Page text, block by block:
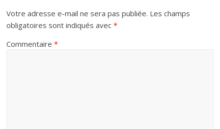
Votre adresse e-mail ne sera pas publiée. Les champs
obligatoires sont indiqués avec*
Commentaire*